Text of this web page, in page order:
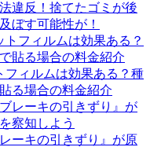
違反！捨てたゴミが後
ぼす可能性が！
フィルムは効果ある？種
る場合の料金紹介
ーキの引きずり』が原